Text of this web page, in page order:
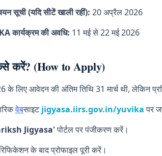
सूची (यदि सीटें खाली रहीं): 20 अप्रैल 2026
कार्यक्रम की अवधि: 11 मई से 22 मई 2026
करें? (How to Apply)
के लिए आवेदन की अंतिम तिथि 31 मार्च थी, लेकिन
वेबसाइटjigyasa.iirs.gov.in/yuvikaपर
Jigyasa'पोर्टल पर पंजीकरण करें।
के बाद प्रोफाइल पूरी करें।